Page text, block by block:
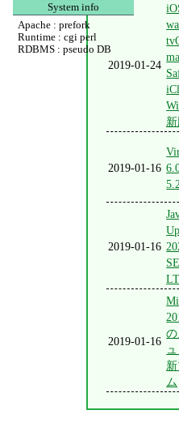
2019-01-24
2019-01-16
2019-01-16
2019-01-16
ム
System info
Apache : prefork
Runtime : cgi perl
RDBMS : pseudo DB